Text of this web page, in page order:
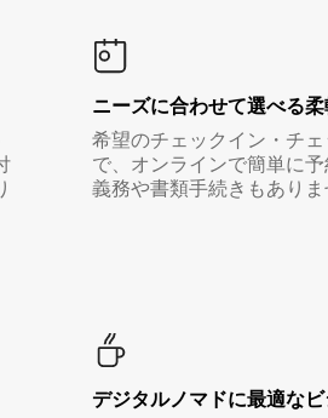
ニーズに合わせて選べる
希望のチェックイン・チ
で、オンラインで簡単に
義務や書類手続きもあり
デジタルノマド⁠に最⁠適⁠な